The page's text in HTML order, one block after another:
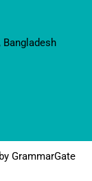
Bangladesh
GrammarGate